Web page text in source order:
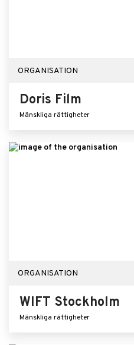
ORGANISATION
Doris Film
Mänskliga rättigheter
ORGANISATION
WIFT Stockholm
Mänskliga rättigheter